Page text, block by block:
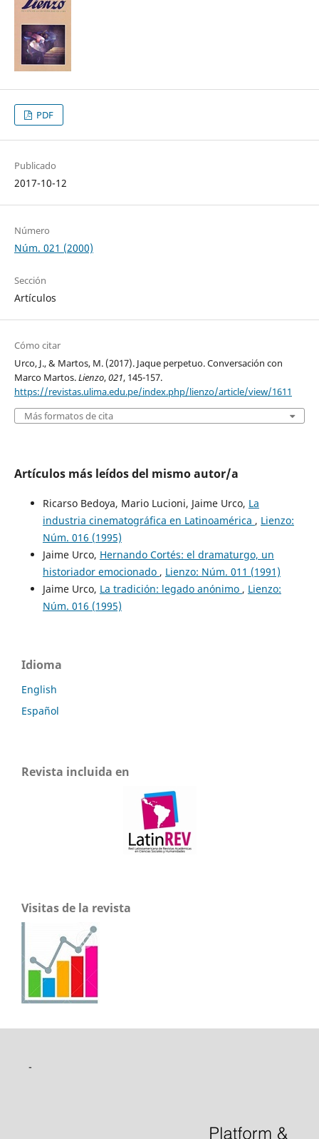
PDF
Publicado
2017-10-12
Número
Núm. 021 (2000)
Sección
Artículos
Cómo citar
Urco, J., & Martos, M. (2017). Jaque perpetuo. Conversación con
Marco Martos.Lienzo,021, 145-157.
https://revistas.ulima.edu.pe/index.php/lienzo/article/view/1611
Más formatos de cita
Artículos más leídos del mismo autor/a
Ricarso Bedoya, Mario Lucioni, Jaime Urco, La
industria cinematográfica en Latinoamérica , Lienzo:
Núm. 016 (1995)
Jaime Urco, Hernando Cortés: el dramaturgo, un
historiador emocionado , Lienzo: Núm. 011 (1991)
Jaime Urco, La tradición: legado anónimo , Lienzo:
Núm. 016 (1995)
Idioma
English
Español
Revista incluida en
Visitas de la revista
-